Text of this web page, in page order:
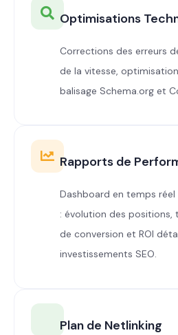
Optimisations
Corrections des erreurs
de la vitesse,
balisage Schema.org et
Rapports de
Dashboard en temps
: évolution des positions,
de conversion et ROI
investissements SEO.
Plan de Netlinking